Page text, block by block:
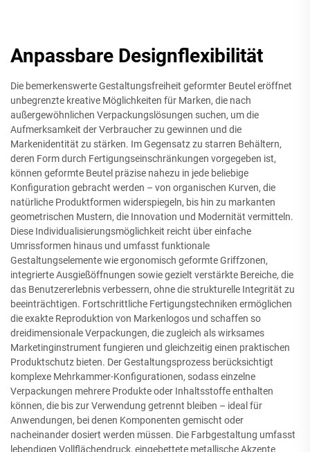
Anpassbare Designflexibilität
Die bemerkenswerte Gestaltungsfreiheit geformter Beutel eröffnet
unbegrenzte kreative Möglichkeiten für Marken, die nach
außergewöhnlichen Verpackungslösungen suchen, um die
Aufmerksamkeit der Verbraucher zu gewinnen und die
Markenidentität zu stärken. Im Gegensatz zu starren Behältern,
deren Form durch Fertigungseinschränkungen vorgegeben ist,
können geformte Beutel präzise nahezu in jede beliebige
Konfiguration gebracht werden – von organischen Kurven, die
natürliche Produktformen widerspiegeln, bis hin zu markanten
geometrischen Mustern, die Innovation und Modernität vermitteln.
Diese Individualisierungsmöglichkeit reicht über einfache
Umrissformen hinaus und umfasst funktionale
Gestaltungselemente wie ergonomisch geformte Griffzonen,
integrierte Ausgießöffnungen sowie gezielt verstärkte Bereiche, die
das Benutzererlebnis verbessern, ohne die strukturelle Integrität zu
beeinträchtigen. Fortschrittliche Fertigungstechniken ermöglichen
die exakte Reproduktion von Markenlogos und schaffen so
dreidimensionale Verpackungen, die zugleich als wirksames
Marketinginstrument fungieren und gleichzeitig einen praktischen
Produktschutz bieten. Der Gestaltungsprozess berücksichtigt
komplexe Mehrkammer-Konfigurationen, sodass einzelne
Verpackungen mehrere Produkte oder Inhaltsstoffe enthalten
können, die bis zur Verwendung getrennt bleiben – ideal für
Anwendungen, bei denen Komponenten gemischt oder
nacheinander dosiert werden müssen. Die Farbgestaltung umfasst
lebendigen Vollflächendruck, eingebettete metallische Akzente